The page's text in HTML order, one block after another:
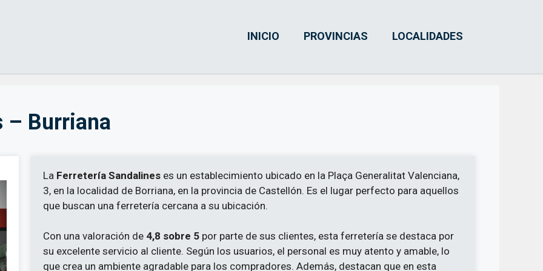
INICIO PROVINCIAS LOCALIDADES
– Burriana
La Ferretería Sandalineses un establecimiento ubicado en la Plaça Generalitat Valenciana,
3, en la localidad de Borriana, en la provincia de Castellón. Es el lugar perfecto para aquellos
que buscan una ferretería cercana a su ubicación.
Con una valoración de 4,8 sobre 5por parte de sus clientes, esta ferretería se destaca por
su excelente servicio al cliente. Según los usuarios, el personal es muy atento y amable, lo
que crea un ambiente agradable para los compradores. Además, destacan que en esta